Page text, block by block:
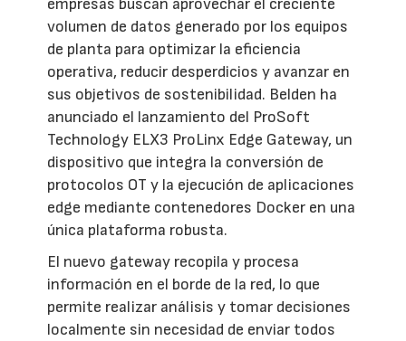
empresas buscan aprovechar el creciente
volumen de datos generado por los equipos
de planta para optimizar la eficiencia
operativa, reducir desperdicios y avanzar en
sus objetivos de sostenibilidad. Belden ha
anunciado el lanzamiento del ProSoft
Technology ELX3 ProLinx Edge Gateway, un
dispositivo que integra la conversión de
protocolos OT y la ejecución de aplicaciones
edge mediante contenedores Docker en una
única plataforma robusta.
El nuevo gateway recopila y procesa
información en el borde de la red, lo que
permite realizar análisis y tomar decisiones
localmente sin necesidad de enviar todos